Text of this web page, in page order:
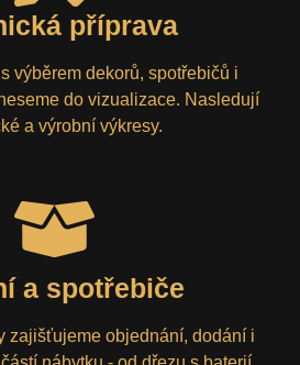
příprava
výběrem dekorů, spotřebičů i
do vizualizace. Nasledují
a výrobní výkresy.
a spotřebiče
zajišťujeme objednání, dodání i